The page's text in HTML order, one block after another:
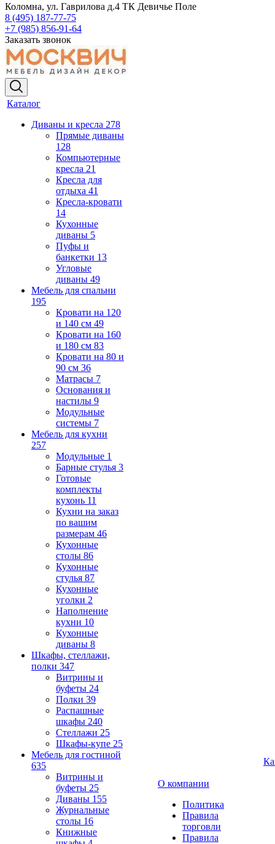
Коломна, ул. Гаврилова д.4 ТК Девичье Поле
8 (495) 187-77-75
+7 (985) 856-91-64
Заказать звонок
Каталог
Диваны и кресла 278
Прямые диваны
128
Компьютерные
кресла 21
Кресла для
отдыха 41
Кресла-кровати
14
Кухонные
диваны 5
Пуфы и
банкетки 13
Угловые
диваны 49
Мебель для спальни
195
Кровати на 120
и 140 см 49
Кровати на 160
и 180 см 83
Кровати на 80 и
90 см 36
Матрасы 7
Основания и
настилы 9
Модульные
системы 7
Мебель для кухни
257
Модульные 1
Барные стулья 3
Готовые
комплекты
кухонь 11
Кухни на заказ
по вашим
размерам 46
Кухонные
столы 86
Кухонные
стулья 87
Кухонные
уголки 2
Наполнение
кухни 10
Кухонные
диваны 8
Шкафы, стеллажи,
полки 347
Витрины и
буфеты 24
Полки 39
Распашные
шкафы 240
Стеллажи 25
Шкафы-купе 25
Мебель для гостиной
635
Витрины и
буфеты 25
Диваны 155
Журнальные
столы 16
Книжные
О компании
Политика
Правила
торговли
Правила